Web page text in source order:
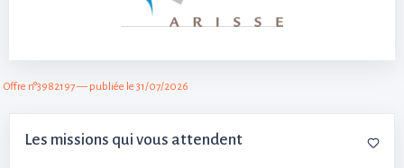
Offre n°3982197 — publiée le 31/07/2026
Les missions qui vous attendent